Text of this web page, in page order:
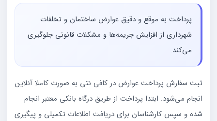
پرداخت به موقع و دقیق عوارض ساختمان و تخلفات
شهرداری از افزایش جریمه‌ها و مشکلات قانونی جلوگیری
می‌کند.
ثبت سفارش پرداخت عوارض در کافی نتی به صورت کاملا آنلاین
انجام می‌شود. ابتدا پرداخت از طریق درگاه بانکی معتبر انجام
شده و سپس کارشناسان برای دریافت اطلاعات تکمیلی و پیگیری